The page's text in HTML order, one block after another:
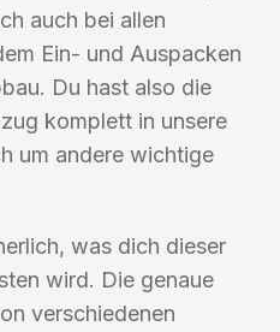
auch bei allen
Ein- und Auspacken
Du hast also die
komplett in unsere
um andere wichtige
was dich dieser
wird. Die genaue
verschiedenen